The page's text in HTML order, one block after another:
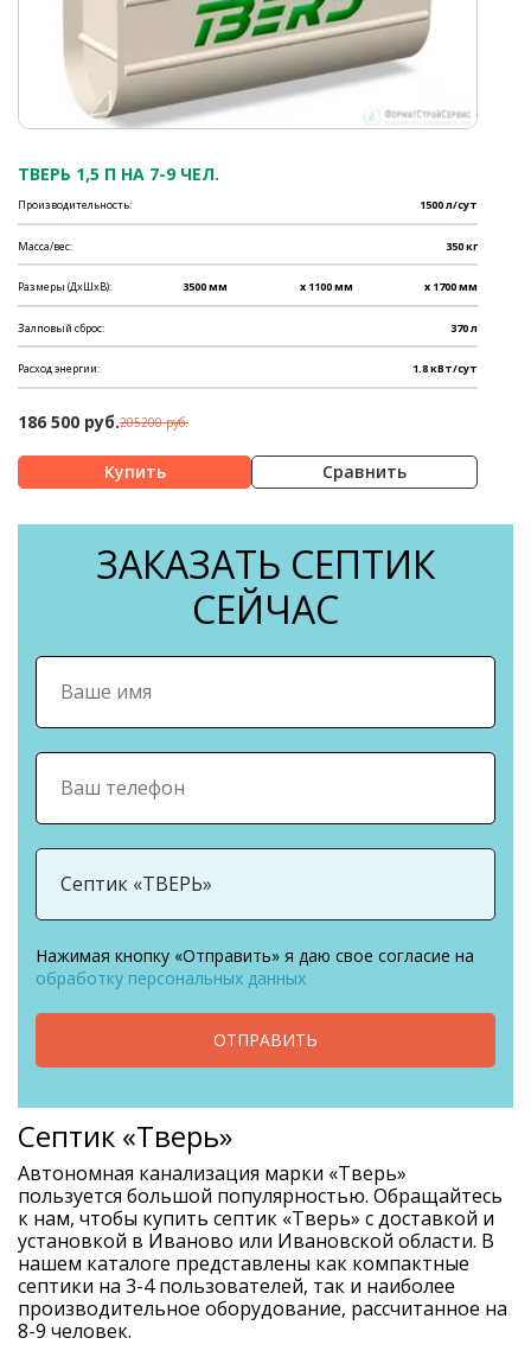
ТВЕРЬ 1,5 П НА 7-9 ЧЕЛ.
Производительность: 1500 л/сут
Масса/вес: 350 кг
Размеры (ДхШхВ): 3500 мм x 1100 мм x 1700 мм
Залповый сброс: 370 л
Расход энергии: 1.8 кВт/сут
186 500 руб.205200 руб.
Сравнить
ЗАКАЗАТЬ СЕПТИК
СЕЙЧАС
Нажимая кнопку «Отправить» я даю свое согласие на
обработку персональных данных
ОТПРАВИТЬ
Септик «Тверь»
Автономная канализация марки «Тверь»
пользуется большой популярностью. Обращайтесь
к нам, чтобы купить септик «Тверь» с доставкой и
установкой в Иваново или Ивановской области. В
нашем каталоге представлены как компактные
септики на 3-4 пользователей, так и наиболее
производительное оборудование, рассчитанное на
8-9 человек.